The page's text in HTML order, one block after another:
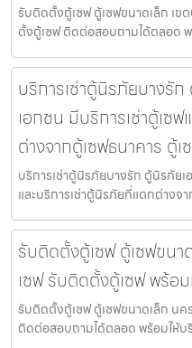
รับติดตั้งตู้เซฟ ตู้เซฟขนาดเล็ก เ
ตั้งตู้เซฟ ติดต่อสอบถามได้ตลอด
บริการเช่าตู้นิรภัยบางรั
เอกชน มีบริการเช่าตู้เซ
ต่างจากตู้เซฟธนาคาร ตู้
บริการเช่าตู้นิรภัยบางรัก ตู้นิรภัยเ
และบริการเช่าตู้นิรภัยที่แตกต่างจ
รับติดตั้งตู้เซฟ ตู้เซฟขน
เซฟ รับติดตั้งตู้เซฟ พร้อ
รับติดตั้งตู้เซฟ ตู้เซฟขนาดเล็ก น
ติดต่อสอบถามได้ตลอด พร้อมให้บ